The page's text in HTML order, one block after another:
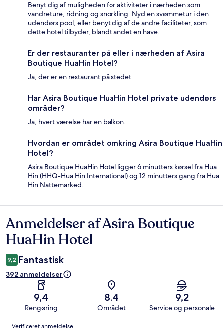
Benyt dig af muligheden for aktiviteter i nærheden som
vandreture, ridning og snorkling. Nyd en svømmetur i den
udendørs pool, eller benyt dig af de andre faciliteter, som
dette hotel tilbyder, blandt andet en have.
Er der restauranter på eller i nærheden af Asira
Boutique HuaHin Hotel?
Ja, der er en restaurant på stedet.
Har Asira Boutique HuaHin Hotel private udendørs
områder?
Ja, hvert værelse har en balkon.
Hvordan er området omkring Asira Boutique HuaHin
Hotel?
Asira Boutique HuaHin Hotel ligger 6 minutters kørsel fra Hua
Hin (HHQ-Hua Hin International) og 12 minutters gang fra Hua
Hin Nattemarked.
Anmeldelser
Anmeldelser af Asira Boutique
HuaHin Hotel
9,2 Fantastisk
392 anmeldelser
9,4
Rengøring
8,4
Området
9,2
Service og personale
Anmeldelser
Verificeret anmeldelse